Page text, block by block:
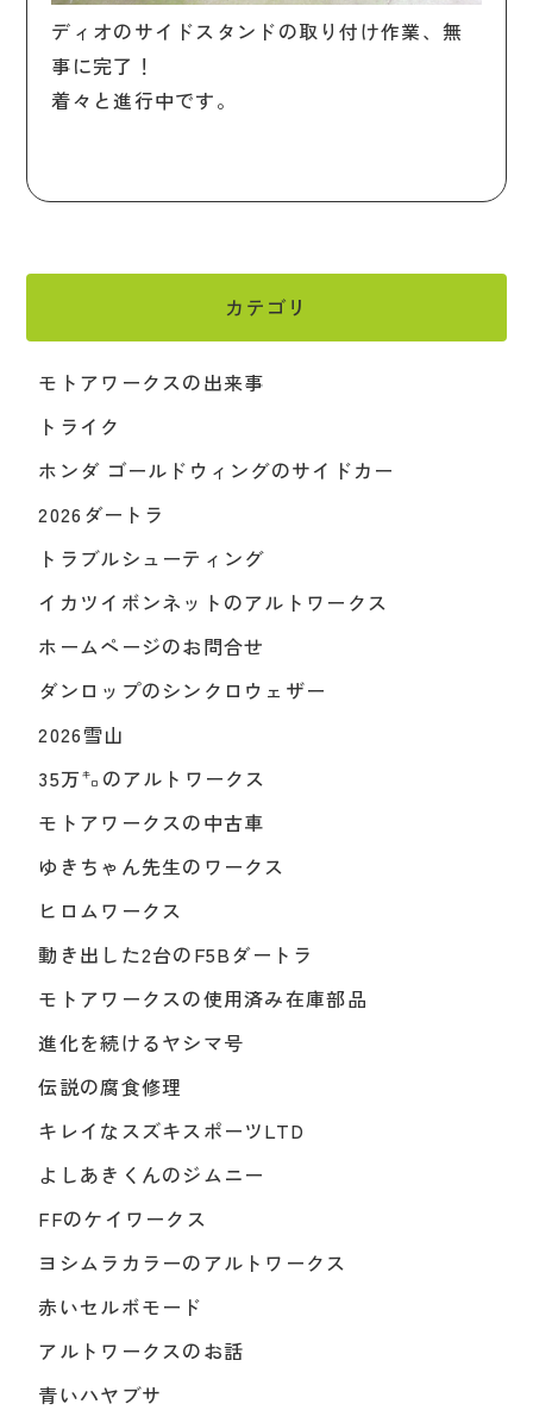
ディオのサイドスタンドの取り付け作業、無
事に完了！
着々と進行中です。
カテゴリ
モトアワークスの出来事
トライク
ホンダ ゴールドウィングのサイドカー
2026ダートラ
トラブルシューティング
イカツイボンネットのアルトワークス
ホームページのお問合せ
ダンロップのシンクロウェザー
2026雪山
35万㌔のアルトワークス
モトアワークスの中古車
ゆきちゃん先生のワークス
ヒロムワークス
動き出した2台のF5Bダートラ
モトアワークスの使用済み在庫部品
進化を続けるヤシマ号
伝説の腐食修理
キレイなスズキスポーツLTD
よしあきくんのジムニー
FFのケイワークス
ヨシムラカラーのアルトワークス
赤いセルボモード
アルトワークスのお話
青いハヤブサ